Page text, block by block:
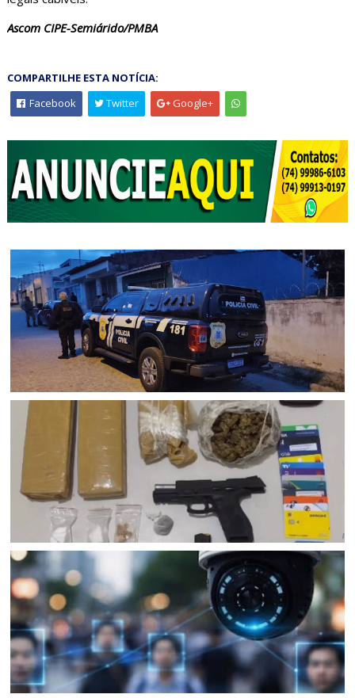
Ascom CIPE-Semiárido/PMBA
COMPARTILHE ESTA NOTÍCIA:
Facebook
Twitter Google+
POLICIAL
Polícia Civil cumpre mandados de prisão contra esquema
criminoso de agiotagem que movimentou cerca de R$ 10
milhões em Senhor do Bonfim (BA); dois foram presos e
uma mulher é procurada
JUAZEIRO
Confronto na BR 235 resulta na morte de homem com
mandados de prisão em Juazeiro (BA); Rondesp
apreendeu pistola e drogas